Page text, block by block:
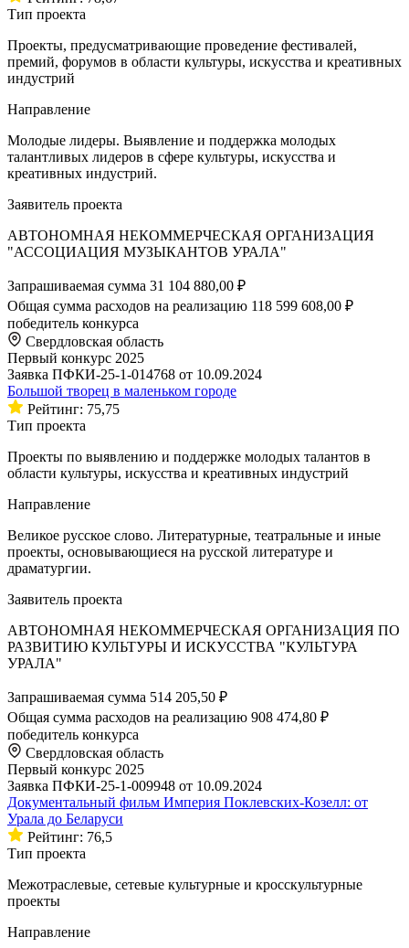
Тип проекта
Проекты, предусматривающие проведение фестивалей,
премий, форумов в области культуры, искусства и креативных
индустрий
Направление
Молодые лидеры. Выявление и поддержка молодых
талантливых лидеров в сфере культуры, искусства и
креативных индустрий.
Заявитель проекта
АВТОНОМНАЯ НЕКОММЕРЧЕСКАЯ ОРГАНИЗАЦИЯ
"АССОЦИАЦИЯ МУЗЫКАНТОВ УРАЛА"
Запрашиваемая сумма 31 104 880,00 ₽
Общая сумма расходов на реализацию 118 599 608,00 ₽
победитель конкурса
Свердловская область
Первый конкурс 2025
Заявка ПФКИ-25-1-014768 от 10.09.2024
Большой творец в маленьком городе
Рейтинг: 75,75
Тип проекта
Проекты по выявлению и поддержке молодых талантов в
области культуры, искусства и креативных индустрий
Направление
Великое русское слово. Литературные, театральные и иные
проекты, основывающиеся на русской литературе и
драматургии.
Заявитель проекта
АВТОНОМНАЯ НЕКОММЕРЧЕСКАЯ ОРГАНИЗАЦИЯ ПО
РАЗВИТИЮ КУЛЬТУРЫ И ИСКУССТВА "КУЛЬТУРА
УРАЛА"
Запрашиваемая сумма 514 205,50 ₽
Общая сумма расходов на реализацию 908 474,80 ₽
победитель конкурса
Свердловская область
Первый конкурс 2025
Заявка ПФКИ-25-1-009948 от 10.09.2024
Документальный фильм Империя Поклевских-Козелл: от
Урала до Беларуси
Рейтинг: 76,5
Тип проекта
Межотраслевые, сетевые культурные и кросскультурные
проекты
Направление